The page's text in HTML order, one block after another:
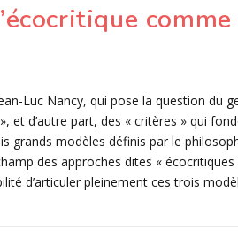
Luc Nancy, qui pose la question du
et d’autre part, des « critères » qui
grands modèles définis par le
des approches dites «
d’articuler pleinement ces trois